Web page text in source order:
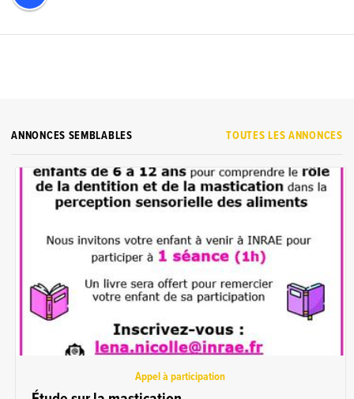
TOUTES LES ANNONCES
ANNONCES SEMBLABLES
Appel à participation